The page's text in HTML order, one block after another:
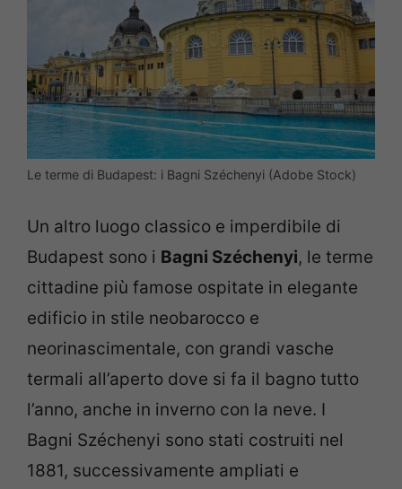
Le terme di Budapest: i Bagni Széchenyi (Adobe Stock)
Un altro luogo classico e imperdibile di
Budapest sono i Bagni Széchenyi, le terme
cittadine più famose ospitate in elegante
edificio in stile neobarocco e
neorinascimentale, con grandi vasche
termali all’aperto dove si fa il bagno tutto
l’anno, anche in inverno con la neve. I
Bagni Széchenyi sono stati costruiti nel
1881, successivamente ampliati e